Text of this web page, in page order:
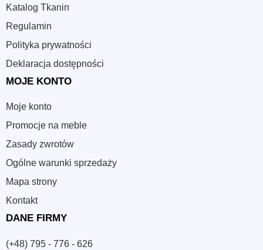
Katalog Tkanin
Regulamin
Polityka prywatności
Deklaracja dostępności
MOJE KONTO
Moje konto
Promocje na meble
Zasady zwrotów
Ogólne warunki sprzedaży
Mapa strony
Kontakt
DANE FIRMY
(+48) 795 - 776 - 626